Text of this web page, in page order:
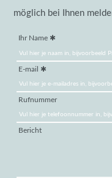
möglich bei Ihnen
Ihr Name
E-mail
Rufnummer
Bericht